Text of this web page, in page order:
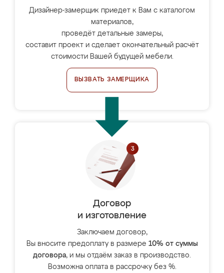
Дизайнер-замерщик приедет к Вам с каталогом
материалов,
проведёт детальные замеры,
составит проект и сделает окончательный расчёт
стоимости Вашей будущей мебели.
ВЫЗВАТЬ ЗАМЕРЩИКА
Договор
и изготовление
Заключаем договор,
Вы вносите предоплату в размере 10% от суммы
договора, и мы отдаём заказ в производство.
Возможна оплата в рассрочку без %.